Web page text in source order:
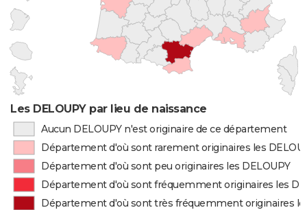
Les DELOUPY par lieu de naissance
Aucun DELOUPY n'est originaire de ce département
Département d'où sont rarement originaires les
Département d'où sont peu originaires les DELOUPY
Département d'où sont fréquemment originaires les
Département d'où sont très fréquemment originaires